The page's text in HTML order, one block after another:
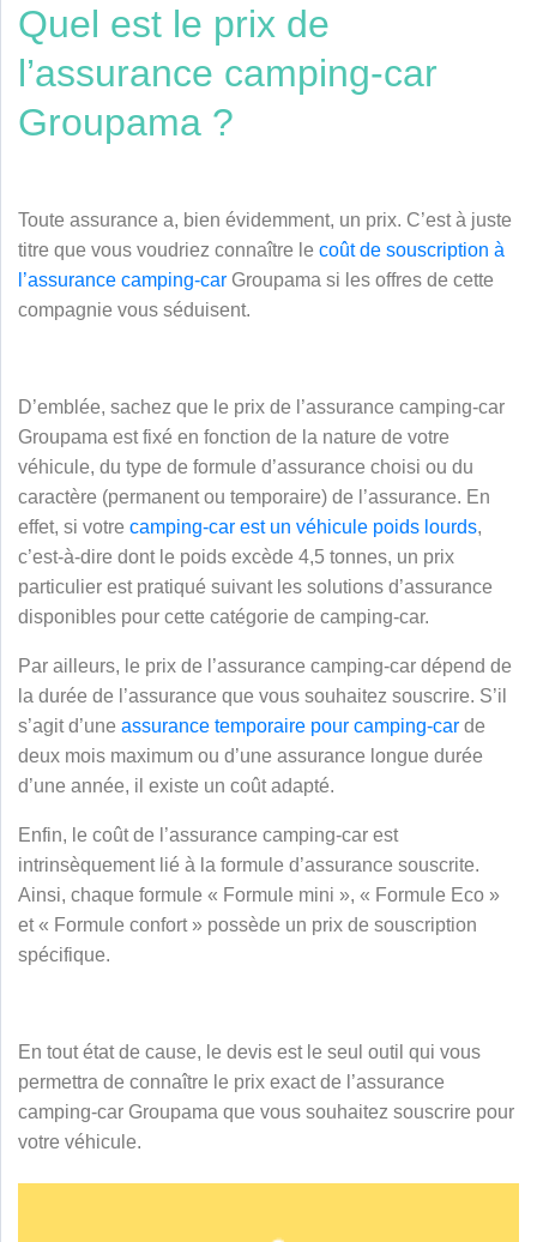
Quel est le prix de
l’assurance camping-car
Groupama ?
Toute assurance a, bien évidemment, un prix. C’est à juste
titre que vous voudriez connaître le coût de souscription à
l’assurance camping-car Groupama si les offres de cette
compagnie vous séduisent.
D’emblée, sachez que le prix de l’assurance camping-car
Groupama est fixé en fonction de la nature de votre
véhicule, du type de formule d’assurance choisi ou du
caractère (permanent ou temporaire) de l’assurance. En
effet, si votre camping-car est un véhicule poids lourds,
c’est-à-dire dont le poids excède 4,5 tonnes, un prix
particulier est pratiqué suivant les solutions d’assurance
disponibles pour cette catégorie de camping-car.
Par ailleurs, le prix de l’assurance camping-car dépend de
la durée de l’assurance que vous souhaitez souscrire. S’il
s’agit d’une assurance temporaire pour camping-car de
deux mois maximum ou d’une assurance longue durée
d’une année, il existe un coût adapté.
Enfin, le coût de l’assurance camping-car est
intrinsèquement lié à la formule d’assurance souscrite.
Ainsi, chaque formule « Formule mini », « Formule Eco »
et « Formule confort » possède un prix de souscription
spécifique.
En tout état de cause, le devis est le seul outil qui vous
permettra de connaître le prix exact de l’assurance
camping-car Groupama que vous souhaitez souscrire pour
votre véhicule.